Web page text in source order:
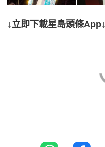
↓立即下載星島頭條App↓